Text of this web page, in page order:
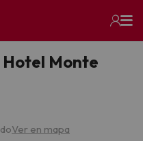
Hotel Monte
Ver en mapa